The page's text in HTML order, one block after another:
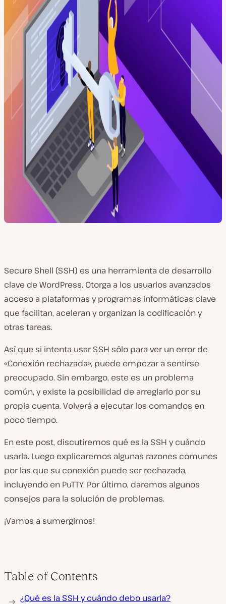
Secure Shell (SSH) es una herramienta de desarrollo
clave de WordPress. Otorga a los usuarios avanzados
acceso a plataformas y programas informáticas clave
que facilitan, aceleran y organizan la codificación y
otras tareas.
Así que si intenta usar SSH sólo para ver un error de
«Conexión rechazada», puede empezar a sentirse
preocupado. Sin embargo, este es un problema
común, y existe la posibilidad de arreglarlo por su
propia cuenta. Volverá a ejecutar los comandos en
poco tiempo.
En este post, discutiremos qué es la SSH y cuándo
usarla. Luego explicaremos algunas razones comunes
por las que su conexión puede ser rechazada,
incluyendo en PuTTY. Por último, daremos algunos
consejos para la solución de problemas.
¡Vamos a sumergirnos!
Table of Contents
¿Qué es la SSH y cuándo debo usarla?